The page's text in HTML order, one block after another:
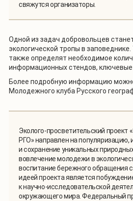
свяжутся организаторы.
Одной из задач добровольцев
экологической тропы в
также определят необходимое
информационных стендов, ключевые
Более подробную информацию
Молодежного клуба Русского
Эколого-просветительский проект
РГО» направлен на популяризацию,
и сохранение уникальных
вовлечение молодежи в
воспитание бережного обращения
идеей проекта является
к научно-исследовательской
окружающего мира. Федеральный